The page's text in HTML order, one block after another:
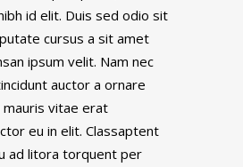
id elit. Duis sed odio sit
cursus a sit amet
ipsum velit. Nam nec
auctor a ornare
mauris vitae erat
eu in elit. Classaptent
ad litora torquent per